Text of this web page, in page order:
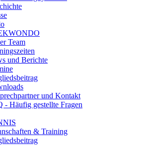
Team
und Berichte
und Kontakt
- Häufig gestellte Fragen
& Training